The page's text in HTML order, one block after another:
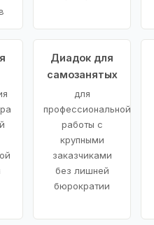
Диадок для
самозанятых
для
профессиональной
работы с
крупными
заказчиками
без лишней
бюрократии